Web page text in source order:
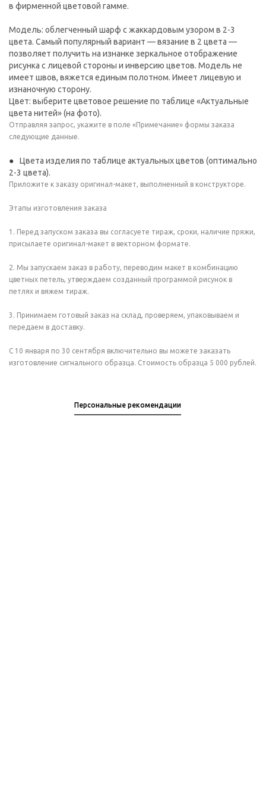
в фирменной цветовой гамме.
Модель: облегченный шарф с жаккардовым узором в 2-3
цвета. Самый популярный вариант — вязание в 2 цвета —
позволяет получить на изнанке зеркальное отображение
рисунка с лицевой стороны и инверсию цветов. Модель не
имеет швов, вяжется единым полотном. Имеет лицевую и
изнаночную сторону.
Цвет: выберите цветовое решение по таблице «Актуальные
цвета нитей» (на фото).
Отправляя запрос, укажите в поле «Примечание» формы заказа
следующие данные.
Цвета изделия по таблице актуальных цветов (оптимально
2-3 цвета).
Приложите к заказу оригинал-макет, выполненный в конструкторе.
Этапы изготовления заказа
1. Перед запуском заказа вы согласуете тираж, сроки, наличие пряжи,
присылаете оригинал-макет в векторном формате.
2. Мы запускаем заказ в работу, переводим макет в комбинацию
цветных петель, утверждаем созданный программой рисунок в
петлях и вяжем тираж.
3. Принимаем готовый заказ на склад, проверяем, упаковываем и
передаем в доставку.
С 10 января по 30 сентября включительно вы можете заказать
изготовление сигнального образца. Стоимость образца 5 000 рублей.
Персональные рекомендации